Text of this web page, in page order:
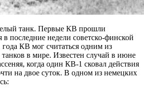
танк. Первые КВ прошли
последние недели советско-финской
КВ мог считаться одним из
в мире. Известен случай в июне
когда один КВ-1 сковал действия
на двое суток. В одном из немецких